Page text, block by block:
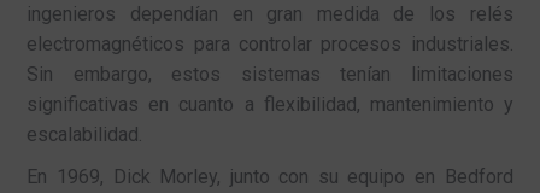
ingenieros dependían en gran medida de los relés
electromagnéticos para controlar procesos industriales.
Sin embargo, estos sistemas tenían limitaciones
significativas en cuanto a flexibilidad, mantenimiento y
escalabilidad.
En 1969, Dick Morley, junto con su equipo en Bedford